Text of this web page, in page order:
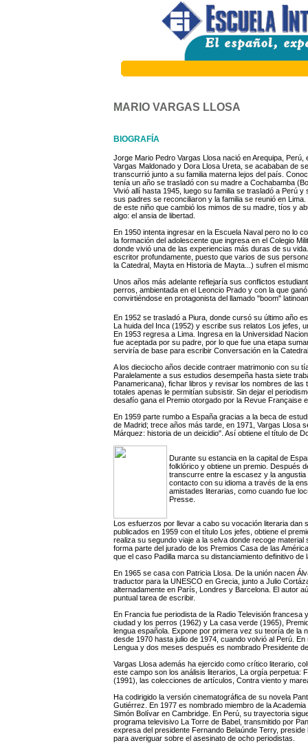
MARIO VARGAS LLOSA
BIOGRAFÍA
Jorge Mario Pedro Vargas Llosa nació en Arequipa,
Vargas Maldonado y Dora Llosa Ureta, se acababan de
transcurrió junto a su familia materna lejos del país.
tenía un año se trasladó con su madre a Cochabamba
Vivió allí hasta 1945, luego su familia se trasladó a Perú
sus padres se reconciliaron y la familia se reunió en
de este niño que cambió los mimos de su madre, tíos y
algo: el ansia de libertad.
En 1950 intenta ingresar en la Escuela Naval pero no lo
la formación del adolescente que ingresa en el Colegio
donde vivió una de las experiencias más duras de su
escritor profundamente, puesto que varios de sus
la Catedral, Mayta en Historia de Mayta...) sufren el
Unos años más adelante reflejaría sus conflictos
perros, ambientada en el Leoncio Prado y con la que
convirtiéndose en protagonista del llamado "boom"
En 1952 se trasladó a Piura, donde cursó su último año
La huida del Inca (1952) y escribe sus relatos Los jefes,
En 1953 regresa a Lima. Ingresa en la Universidad
fue aceptada por su padre, por lo que fue una etapa
serviría de base para escribir Conversación en la
A los dieciocho años decide contraer matrimonio con su
Paralelamente a sus estudios desempeña hasta siete
Panamericana), fichar libros y revisar los nombres de
totales apenas le permitían subsistir. Sin dejar el
desafío gana el Premio otorgado por la Revue Française
En 1959 parte rumbo a España gracias a la beca de
de Madrid; trece años más tarde, en 1971, Vargas Llosa
Márquez: historia de un deicidio". Así obtiene el título de
Durante su estancia en la capital de
folklórico y obtiene un premio. Después
transcurre entre la escasez y la
contacto con su idioma a través de la
amistades literarias, como cuando fue
Presse.
Los esfuerzos por llevar a cabo su vocación literaria dan
publicados en 1959 con el título Los jefes, obtiene el
realiza su segundo viaje a la selva donde recoge
forma parte del jurado de los Premios Casa de las
que el caso Padilla marca su distanciamiento definitivo de
En 1965 se casa con Patricia Llosa. De la unión nacen
traductor para la UNESCO en Grecia, junto a Julio
alternadamente en París, Londres y Barcelona. El autor
puntual tarea de escribir.
En Francia fue periodista de la Radio Televisión
ciudad y los perros (1962) y La casa verde (1965),
lengua española. Expone por primera vez su teoría de la
desde 1970 hasta julio de 1974, cuando volvió al Perú.
Lengua y dos meses después es nombrado Presidente
Vargas Llosa además ha ejercido como crítico literario,
este campo son los análisis literarios, La orgía perpetua:
(1991), las colecciones de artículos, Contra viento y
Ha codirigido la versión cinematográfica de su novela
Gutiérrez. En 1977 es nombrado miembro de la
Simón Bolívar en Cambridge. En Perú, su trayectoria
programa televisivo La Torre de Babel, transmitido por
expresa del presidente Fernando Belaúnde Terry,
para averiguar sobre el asesinato de ocho periodistas.